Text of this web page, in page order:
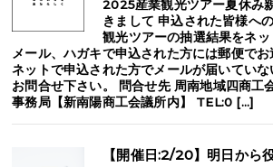
2025産業観光ツアー夏休み
きまして 申込された皆様へ
観光ツアーの抽選結果をネ
メール、ハガキで申込された方には郵便で
ネットで申込された方でメールが届いてい
お問合せ下さい。 問合せ先 周南地域四商工
事務局【新南陽商工会議所内】 TEL:0 […]
【開催日:2/20】明日から